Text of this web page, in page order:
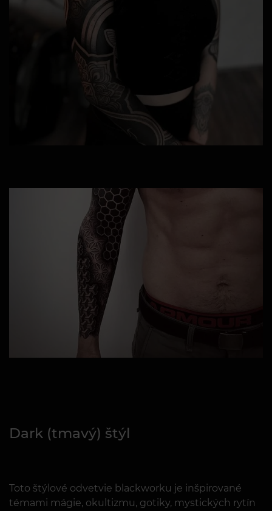
Dark (tmavý) štýl
Toto štýlové odvetvie blackworku je inšpirované
témami mágie, okultizmu, gotiky, mystických rytín